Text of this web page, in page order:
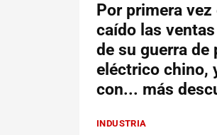
Por primera
caído las
de su guerra de
eléctrico chino,
con... más
INDUSTRIA